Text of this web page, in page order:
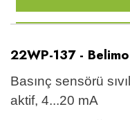
22WP-137 - Belimo
Basınç sensörü
aktif, 4...20 mA